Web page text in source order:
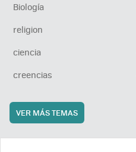
Biología
religion
ciencia
creencias
VER MÁS TEMAS